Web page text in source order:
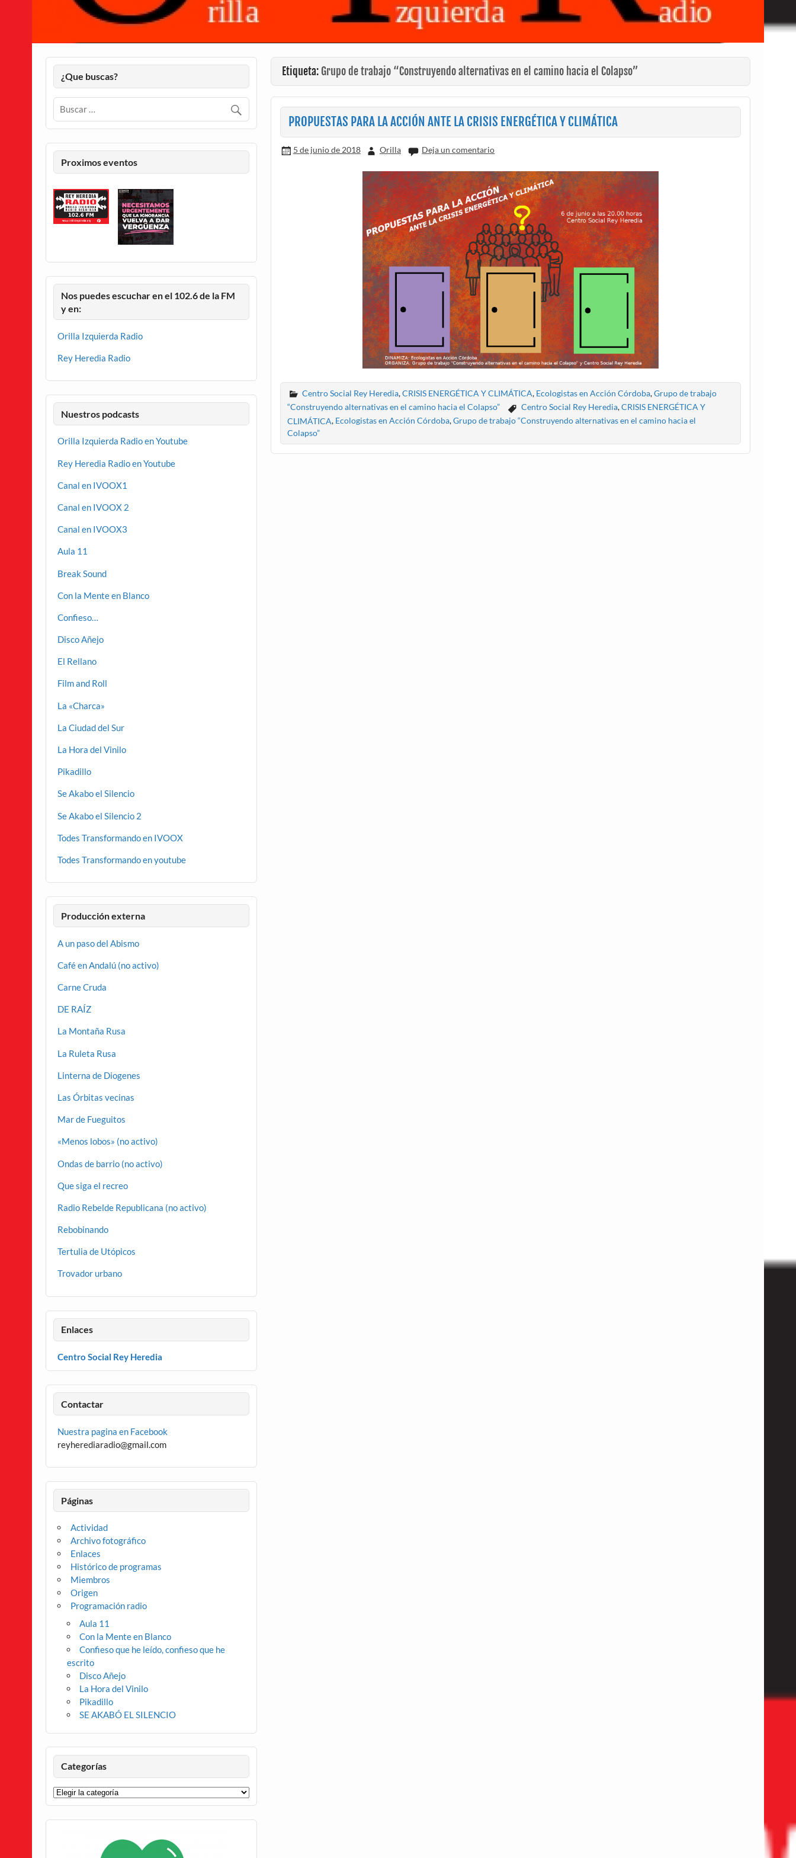
Etiqueta: Grupo de trabajo “Construyendo alternativas en el camino hacia el Colapso”
PROPUESTAS PARA LA ACCIÓN ANTE LA CRISIS ENERGÉTICA Y CLIMÁTICA
5 de junio de 2018 Orilla Deja un comentario
Centro Social Rey Heredia,CRISIS ENERGÉTICA Y CLIMÁTICA, Ecologistas en Acción Córdoba,Grupo de trabajo
“Construyendo alternativas en el camino hacia el Colapso”
Centro Social Rey Heredia,CRISIS ENERGÉTICA Y
CLIMÁTICA, Ecologistas en Acción Córdoba,Grupo de trabajo “Construyendo alternativas en el camino hacia el
Colapso”
¿Que buscas?
Proximos eventos
Nos puedes escuchar en el 102.6 de la FM
y en:
Orilla Izquierda Radio
Rey Heredia Radio
Nuestros podcasts
Orilla Izquierda Radio en Youtube
Rey Heredia Radio en Youtube
Canal en IVOOX1
Canal en IVOOX 2
Canal en IVOOX3
Aula 11
Break Sound
Con la Mente en Blanco
Confieso…
Disco Añejo
El Rellano
Film and Roll
La «Charca»
La Ciudad del Sur
La Hora del Vinilo
Pikadillo
Se Akabo el Silencio
Se Akabo el Silencio 2
Todes Transformando en IVOOX
Todes Transformando en youtube
Producción externa
A un paso del Abismo
Café en Andalú (no activo)
Carne Cruda
DE RAÍZ
La Montaña Rusa
La Ruleta Rusa
Linterna de Diogenes
Las Órbitas vecinas
Mar de Fueguitos
«Menos lobos» (no activo)
Ondas de barrio (no activo)
Que siga el recreo
Radio Rebelde Republicana (no activo)
Rebobinando
Tertulia de Utópicos
Trovador urbano
Enlaces
Centro Social Rey Heredia
Contactar
Nuestra pagina en Facebook
reyherediaradio@gmail.com
Páginas
Actividad
Archivo fotográfico
Enlaces
Histórico de programas
Miembros
Origen
Programación radio
Aula 11
Con la Mente en Blanco
Confieso que he leído, confieso que he
escrito
Disco Añejo
La Hora del Vinilo
Pikadillo
SE AKABÓ EL SILENCIO
Categorías
Categorías